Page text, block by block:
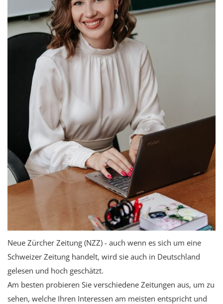
Neue Zürcher Zeitung (NZZ) - auch wenn es sich um eine
Schweizer Zeitung handelt, wird sie auch in Deutschland
gelesen und hoch geschätzt.
Am besten probieren Sie verschiedene Zeitungen aus, um zu
sehen, welche Ihren Interessen am meisten entspricht und